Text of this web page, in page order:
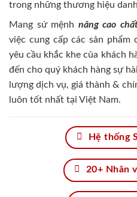
trong những thương hiệu
Mang sứ mệnh nâng cao
việc cung cấp các sản
yêu cầu khắc khe của khách
đến cho quý khách hàng sự
lượng dịch vụ, giá thành &
luôn tốt nhất tại Việt Nam.
Hệ thống
20+ Nhân